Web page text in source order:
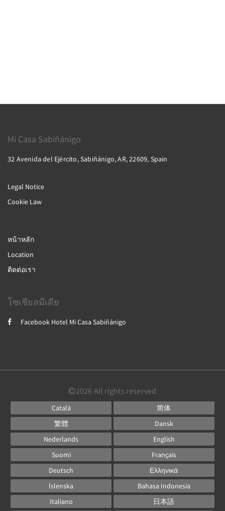
Mi Casa Sabiñánigo
32 Avenida del Ejército, Sabiñánigo, AR, 22609, Spain
Legal Notice
Cookie Law
หน้าหลัก
Location
ติดต่อเรา
โซเชียลมีเดีย
Facebook Hotel Mi Casa Sabiñánigo
2026 All rights reserved
Català
简体
繁體
Dansk
Nederlands
English
Suomi
Français
Deutsch
Ελληνικά
Íslenska
Bahasa Indonesia
Italiano
日本語